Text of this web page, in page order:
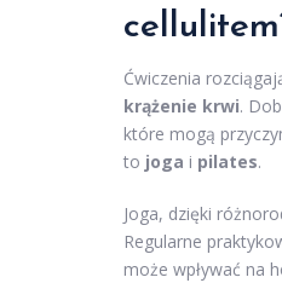
Ćwiczenia
krążenie krwi.
które mogą
to joga i pilates.
Joga, dzięki
Regularne
może wpływać na